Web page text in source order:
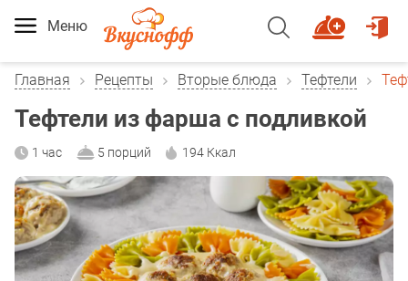
Меню
Главная Рецепты Вторые блюда Тефтели
Тефтели из фарша с подливкой
1 час 5 порций 194 Ккал